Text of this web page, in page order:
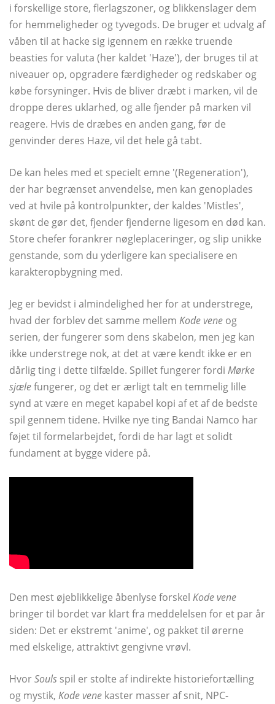
i forskellige store, flerlagszoner, og blikkenslager dem
for hemmeligheder og tyvegods. De bruger et udvalg af
våben til at hacke sig igennem en række truende
beasties for valuta (her kaldet 'Haze'), der bruges til at
niveauer op, opgradere færdigheder og redskaber og
købe forsyninger. Hvis de bliver dræbt i marken, vil de
droppe deres uklarhed, og alle fjender på marken vil
reagere. Hvis de dræbes en anden gang, før de
genvinder deres Haze, vil det hele gå tabt.
De kan heles med et specielt emne '(Regeneration'),
der har begrænset anvendelse, men kan genoplades
ved at hvile på kontrolpunkter, der kaldes 'Mistles',
skønt de gør det, fjender fjenderne ligesom en død kan.
Store chefer forankrer nøgleplaceringer, og slip unikke
genstande, som du yderligere kan specialisere en
karakteropbygning med.
Jeg er bevidst i almindelighed her for at understrege,
hvad der forblev det samme mellem Kode vene og
serien, der fungerer som dens skabelon, men jeg kan
ikke understrege nok, at det at være kendt ikke er en
dårlig ting i dette tilfælde. Spillet fungerer fordi Mørke
sjælefungerer, og det er ærligt talt en temmelig lille
synd at være en meget kapabel kopi af et af de bedste
spil gennem tidene. Hvilke nye ting Bandai Namco har
føjet til formelarbejdet, fordi de har lagt et solidt
fundament at bygge videre på.
Den mest øjeblikkelige åbenlyse forskel Kode vene
bringer til bordet var klart fra meddelelsen for et par år
siden: Det er ekstremt 'anime', og pakket til ørerne
med elskelige, attraktivt gengivne vrøvl.
HvorSouls spil er stolte af indirekte historiefortælling
og mystik, Kode vene kaster masser af snit, NPC-